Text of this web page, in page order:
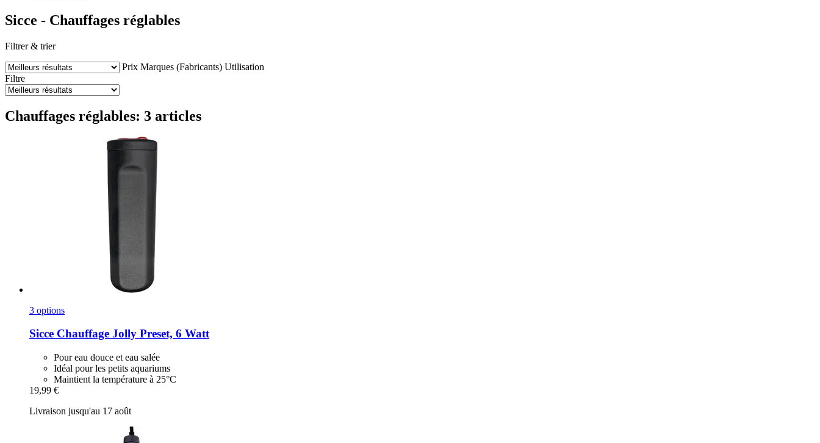
Sicce - Chauffages réglables
Filtrer & trier
Prix Marques (Fabricants) Utilisation
Filtre
Chauffages réglables: 3 articles
3 options
Sicce Chauffage Jolly Preset, 6 Watt
Pour eau douce et eau salée
Idéal pour les petits aquariums
Maintient la température à 25°C
19,99 €
Livraison jusqu'au 17 août